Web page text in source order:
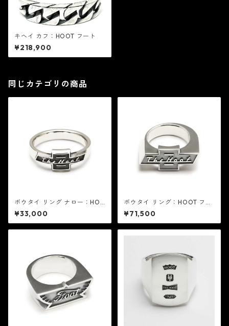
キヘイ カフ：HOOT フート
¥218,900
同じカテゴリの商品
ボウタイ リング ナロー：HOO
T フート
¥33,000
ボウタイ リング：HOOT フー
ト
¥71,500